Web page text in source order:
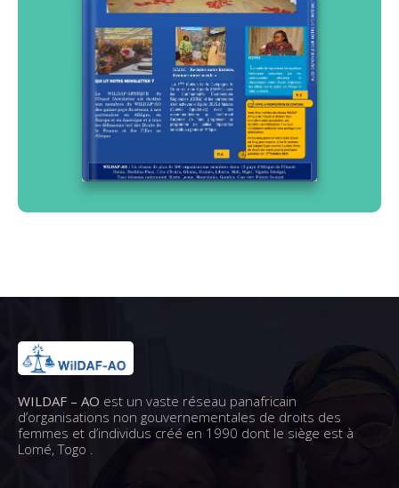
WILDAF – AO est un vaste réseau panafricain
d’organisations non gouvernementales de droits des
femmes et d’individus créé en 1990 dont le siège est à
Lomé, Togo .